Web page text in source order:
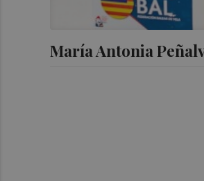
María Antonia